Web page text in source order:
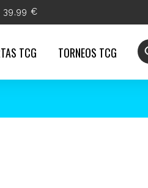
39,99 €
TCG TORNEOS TCG